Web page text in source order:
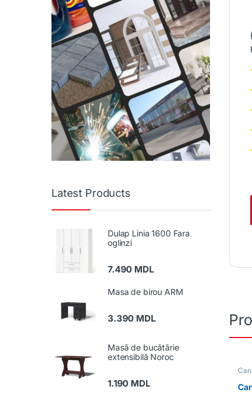
Latest Products
Dulap Linia 1600 Fara
oglinzi
7.490 MDL
Masa de birou ARM
3.390 MDL
Masă de bucătărie
extensibilă Noroc
1.190 MDL